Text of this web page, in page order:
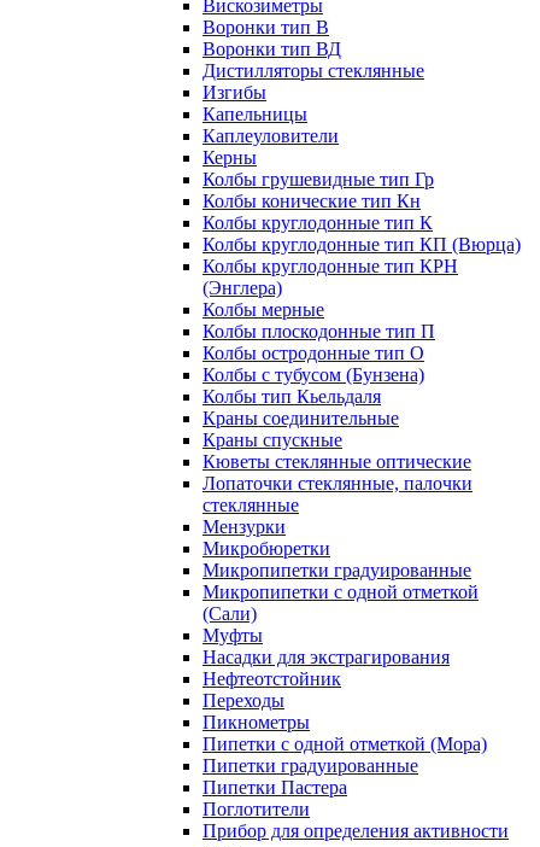
Вискозиметры
Воронки тип В
Воронки тип ВД
Дистилляторы стеклянные
Изгибы
Капельницы
Каплеуловители
Керны
Колбы грушевидные тип Гр
Колбы конические тип Кн
Колбы круглодонные тип К
Колбы круглодонные тип КП (Вюрца)
Колбы круглодонные тип КРН
(Энглера)
Колбы мерные
Колбы плоскодонные тип П
Колбы остродонные тип О
Колбы с тубусом (Бунзена)
Колбы тип Кьельдаля
Краны соединительные
Краны спускные
Кюветы стеклянные оптические
Лопаточки стеклянные, палочки
стеклянные
Мензурки
Микробюретки
Микропипетки градуированные
Микропипетки с одной отметкой
(Сали)
Муфты
Насадки для экстрагирования
Нефтеотстойник
Переходы
Пикнометры
Пипетки с одной отметкой (Мора)
Пипетки градуированные
Пипетки Пастера
Поглотители
Прибор для определения активности